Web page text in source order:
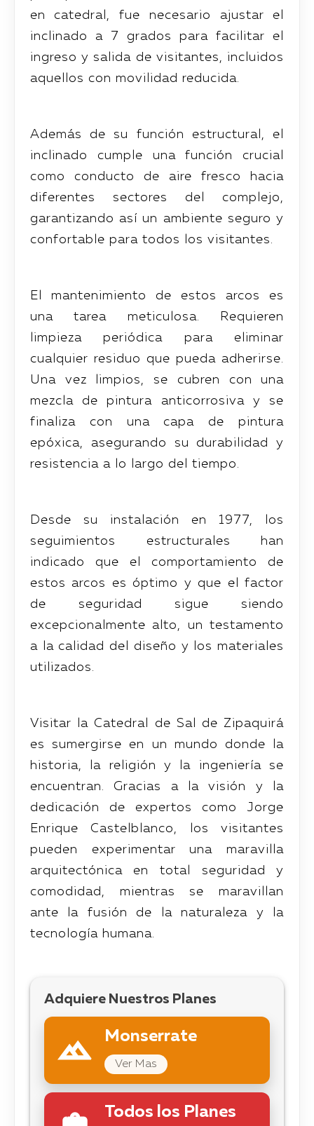
en catedral, fue necesario ajustar el
inclinado a 7 grados para facilitar el
ingreso y salida de visitantes, incluidos
aquellos con movilidad reducida.
Además de su función estructural, el
inclinado cumple una función crucial
como conducto de aire fresco hacia
diferentes sectores del complejo,
garantizando así un ambiente seguro y
confortable para todos los visitantes.
El mantenimiento de estos arcos es
una tarea meticulosa. Requieren
limpieza periódica para eliminar
cualquier residuo que pueda adherirse.
Una vez limpios, se cubren con una
mezcla de pintura anticorrosiva y se
finaliza con una capa de pintura
epóxica, asegurando su durabilidad y
resistencia a lo largo del tiempo.
Desde su instalación en 1977, los
seguimientos estructurales han
indicado que el comportamiento de
estos arcos es óptimo y que el factor
de seguridad sigue siendo
excepcionalmente alto, un testamento
a la calidad del diseño y los materiales
utilizados.
Visitar la Catedral de Sal de Zipaquirá
es sumergirse en un mundo donde la
historia, la religión y la ingeniería se
encuentran. Gracias a la visión y la
dedicación de expertos como Jorge
Enrique Castelblanco, los visitantes
pueden experimentar una maravilla
arquitectónica en total seguridad y
comodidad, mientras se maravillan
ante la fusión de la naturaleza y la
tecnología humana.
Adquiere Nuestros Planes
Monserrate
Ver Mas
Todos los Planes